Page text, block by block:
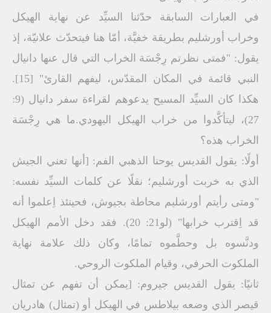
في العبارات السابقة حدّثنا السيِّد عن نهاية الهيكل
وخراب أورشليم بطريقة خفيَّة، أمّا هنا فيتحدّث علانيّة، إذ
يقول: "فمتى نظرتم رِجْسَة الخراب التي قال عنها دانيال
النبي قائمة في المكان المقدّس، ليفهم القارئ" [15].
هكذا كان السيِّد المسيح يدعوهم لقراءة سفر دانيال (9:
27)، ليتأكَّدوا من خراب الهيكل اليهودي.ما هي رِجْسَة
الخراب هذه؟
أولًا: يقول القديس يوحنا الذهبي الفم: [أنها تعني الجيش
الذي به خربت أورشليم؛ نقلًا عن كلمات السيِّد نفسه:
"ومتى رأيتم أورشليم محاطة بجيوش، فحينئذ اِعلموا أنه
قد اِقترب خرابها" (لو21: 20). فقد دخل الأمم الهيكل
ودنَّسوه بل وحطَّموه تمامًا، وكان ذلك علامة نهاية
الملكوت الحرفي، وقيام الملكوت الروحي.
ثانيًا: يقول القديس جيروم: [يمكن أن تفهم عن تمثال
قيصر الذي وضعه بيلاطس في الهيكل أو (تمثال) هادريان